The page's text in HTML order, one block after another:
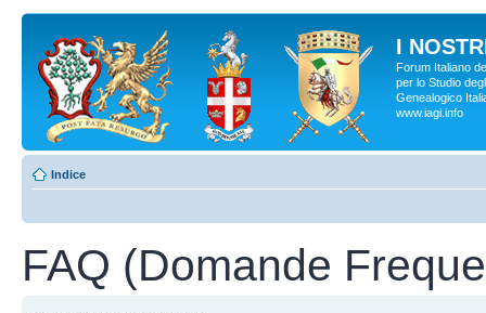
I
Forum Italiano
per lo Studio
Genealogico
www.iagi.info
Indice
FAQ (Domande